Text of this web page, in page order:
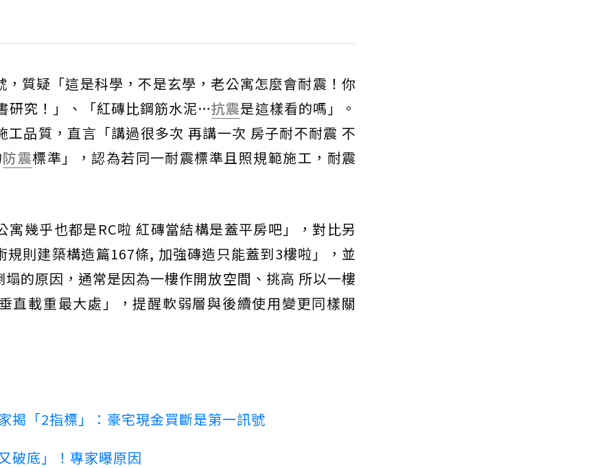
質疑「這是科學，不是玄學，老公寓怎麼會耐震！你
研究！」、「紅磚比鋼筋水泥…抗震是這樣看的嗎」。
品質，直言「講過很多次 再講一次 房子耐不耐震 不
防震標準」，認為若同一耐震標準且照規範施工，耐震
幾乎也都是RC啦 紅磚當結構是蓋平房吧」，對比另
則建築構造篇167條, 加強磚造只能蓋到3樓啦」，並
的原因，通常是因為一樓作開放空間、挑高 所以一樓
直載重最大處」，提醒軟弱層與後續使用變更同樣關
揭「2指標」：豪宅現金買斷是第一訊號
破底」！專家曝原因